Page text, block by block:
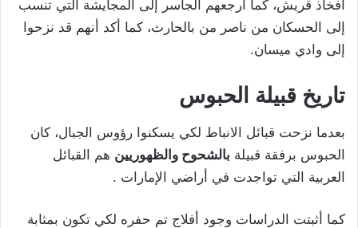
أفخاذ قريش، كما أرجعهم الجاسر إلى المجايشة التي تنسب
إلى الحسكان من ناصر من بالحارث، كما أكد أنهم قد نزحوا
إلى وادي ميسان.
تاريخ قبيلة الحبوس
بعدما نزحت قبائل الانباط لكي يسكنوا رؤوس الجبال، كان
الحبوس برفقة قبيلة بالشحوح والظهوريين هم القبائل
العربية التي تواجدت في أراضي الإمارات .
كما أثبتت الدراسات وجود أفلاج تم حفره لكي تكون بمثابة